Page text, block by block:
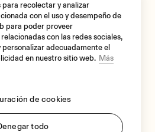
nuestraPolítica de privacidad.
Language:
para recolectar y analizar
con el uso y desempeño de
para poder proveer
con las redes sociales,
adecuadamente el
en nuestro sitio web. Más
de cookies
todo